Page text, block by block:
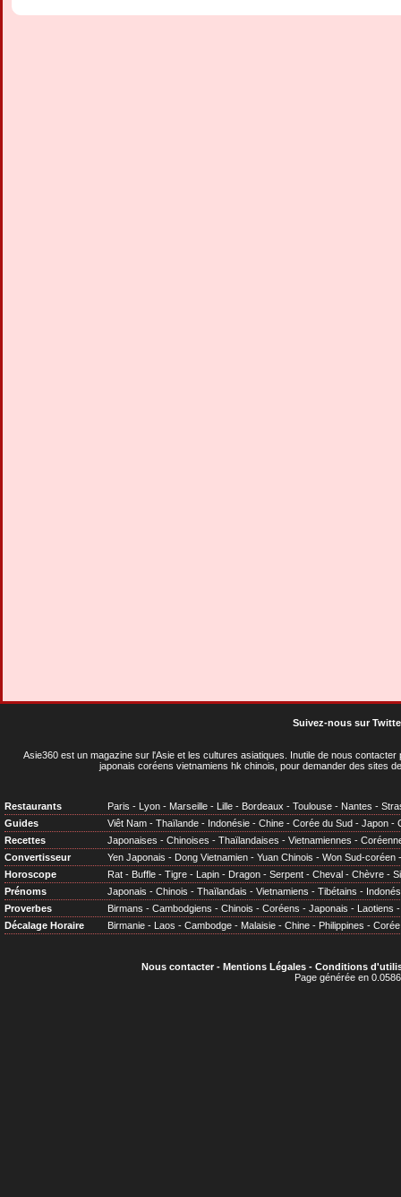
Suivez-nous sur
Asie360 est un magazine sur l'Asie et les cultures asiatiques . Inutile de nous
japonais coréens vietnamiens hk chinois, pour demander des sites
Restaurants Paris - Lyon - Marseille - Lille - Bordeaux - Toulouse - Nantes -
Guides
Viêt Nam - Thaïlande - Indonésie - Chine - Corée du Sud - Japon -
Recettes
Japonaises - Chinoises - Thaïlandaises - Vietnamiennes -
Convertisseur
Yen Japonais - Dong Vietnamien - Yuan Chinois - Won Sud-coréen
Horoscope
Rat - Buffle - Tigre - Lapin - Dragon - Serpent - Cheval - Chèvre -
Prénoms
Japonais - Chinois - Thaïlandais - Vietnamiens - Tibétains -
Proverbes
Birmans - Cambodgiens - Chinois - Coréens - Japonais - Laotiens
Décalage Horaire
Birmanie - Laos - Cambodge - Malaisie - Chine - Philippines - Corée
Nous contacter- Mentions Légales- Conditions
Page générée en